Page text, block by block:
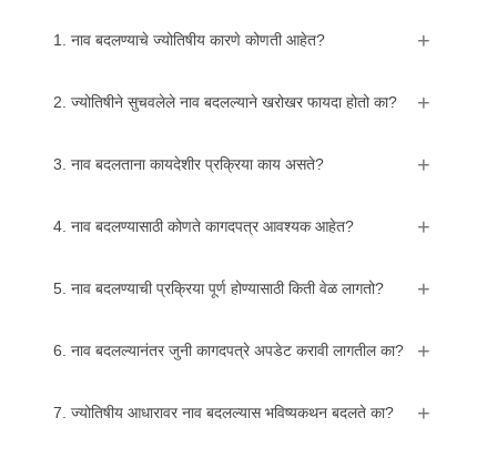
1. नाव बदलण्याचे ज्योतिषीय कारणे कोणती आहेत?
2. ज्योतिषीने सुचवलेले नाव बदलल्याने खरोखर फायदा होतो का?
3. नाव बदलताना कायदेशीर प्रक्रिया काय असते?
4. नाव बदलण्यासाठी कोणते कागदपत्र आवश्यक आहेत?
5. नाव बदलण्याची प्रक्रिया पूर्ण होण्यासाठी किती वेळ लागतो?
6. नाव बदलल्यानंतर जुनी कागदपत्रे अपडेट करावी लागतील का?
7. ज्योतिषीय आधारावर नाव बदलल्यास भविष्यकथन बदलते का?